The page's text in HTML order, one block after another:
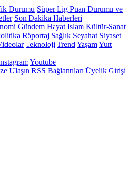
Durumu Süper Lig Puan Durumu ve
Son Dakika Haberleri
Gündem Hayat İslam Kültür-Sanat
Röportaj Sağlık Seyahat Siyaset
Teknoloji Trend YaşamYurt
Youtube
Ulaşın RSS Bağlantıları Üyelik Girişi